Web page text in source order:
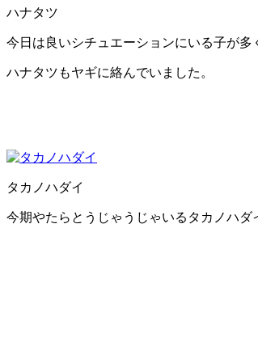
ハナタツ
今日は良いシチュエーションにいる子が多
ハナタツもヤギに絡んでいました。
タカノハダイ
今期やたらとうじゃうじゃいるタカノハ